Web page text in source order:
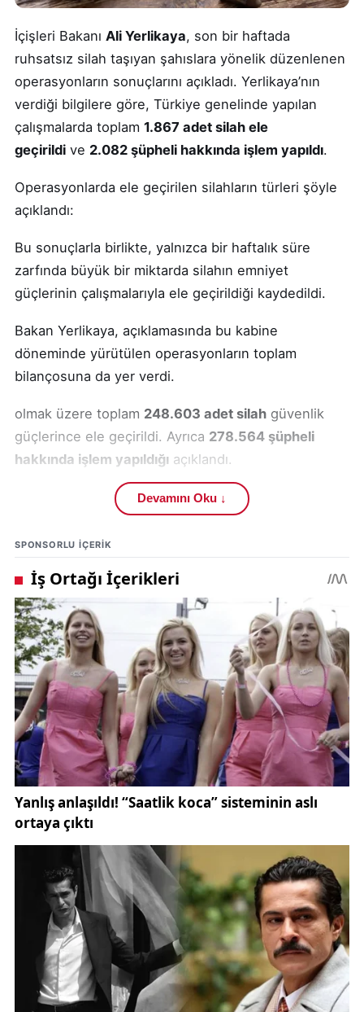
İçişleri Bakanı Ali Yerlikaya, son bir haftada
ruhsatsız silah taşıyan şahıslara yönelik düzenlenen
operasyonların sonuçlarını açıkladı. Yerlikaya’nın
verdiği bilgilere göre, Türkiye genelinde yapılan
çalışmalarda toplam 1.867 adet silah ele
geçirildi ve 2.082 şüpheli hakkında işlem yapıldı.
Operasyonlarda ele geçirilen silahların türleri şöyle
açıklandı:
Bu sonuçlarla birlikte, yalnızca bir haftalık süre
zarfında büyük bir miktarda silahın emniyet
güçlerinin çalışmalarıyla ele geçirildiği kaydedildi.
Bakan Yerlikaya, açıklamasında bu kabine
döneminde yürütülen operasyonların toplam
bilançosuna da yer verdi.
olmak üzere toplam 248.603 adet silah güvenlik
güçlerince ele geçirildi. Ayrıca 278.564 şüpheli
hakkında işlem yapıldığı açıklandı.
İçişleri Bakanı Yerlikaya, açıklamasında ruhsatsız
silahların yalnızca bir “yasa ihlali” değil, aynı
zamanda toplumsal huzura yönelik ciddi bir
Yerlikaya şunları söyledi:
“Operasyonları gerçekleştiren Jandarmamızı ve
Polislerimizi tebrik ediyorum. Allah ayaklarına taş
değdirmesin. Ruhsatsız silah temin edenleri tek tek
yakalayacağız. Milletimizin duası ve desteğiyle suç
odaklarıyla mücadelemiz aralıksız sürecek.”
Bu açıklama ile birlikte, vatandaşların desteğiyle
yürütülen güvenlik operasyonlarının devam edeceği
vurgulandı.
İçişleri Bakanlığı ve emniyet birimleri, son yıllarda
artan ruhsatsız silah kullanımına karşı kapsamlı
operasyonlar yürütüyor. Bu operasyonların amacı,
suç oranlarını azaltmak, kamu düzenini korumak ve
vatandaşların güvenliğini artırmak.
Daha önceSivas’ta güvenlik güçlerinin yürüttüğü
operasyonlar da gündeme gelmiş, şehirde suçla
Devamını Oku ↓
SPONSORLU IÇERIK